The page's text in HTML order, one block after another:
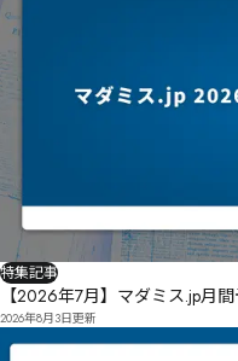
特集記事
【2026年7月】マダミス.jp月
2026年8月3日更新